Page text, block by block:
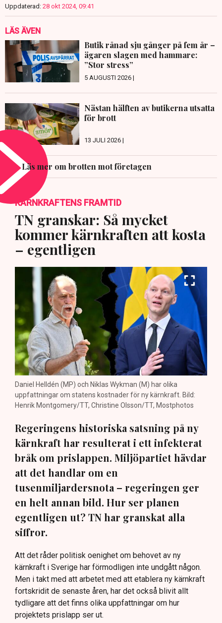
Uppdaterad: 28 okt 2024, 09:41
LÄS ÄVEN
Butik rånad sju gånger på fem år –
ägaren slagen med hammare:
”Stor stress”
5 AUGUSTI 2026 |
Nästan hälften av butikerna utsatta
för brott
13 JULI 2026 |
Läs mer om brotten mot företagen
KÄRNKRAFTENS FRAMTID
TN granskar: Så mycket
kommer kärnkraften att kosta
– egentligen
Daniel Helldén (MP) och Niklas Wykman (M) har olika
uppfattningar om statens kostnader för ny kärnkraft. Bild:
Henrik Montgomery/TT, Christine Olsson/TT, Mostphotos
Regeringens historiska satsning på ny
kärnkraft har resulterat i ett infekterat
bråk om prislappen. Miljöpartiet hävdar
att det handlar om en
tusenmiljardersnota – regeringen ger
en helt annan bild. Hur ser planen
egentligen ut? TN har granskat alla
siffror.
Att det råder politisk oenighet om behovet av ny
kärnkraft i Sverige har förmodligen inte undgått någon.
Men i takt med att arbetet med att etablera ny kärnkraft
fortskridit de senaste åren, har det också blivit allt
tydligare att det finns olika uppfattningar om hur
projektets prislapp ser ut.